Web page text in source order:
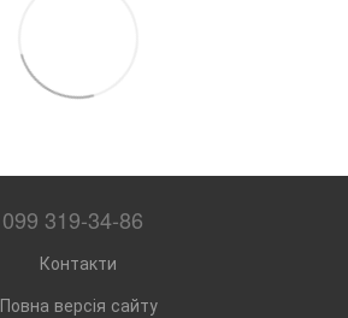
099 319-34-86
Контакти
Повна версія сайту